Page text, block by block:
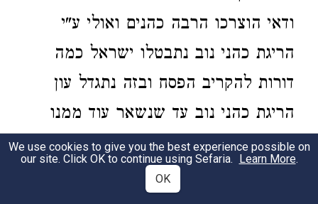
ודאי הוצרכו הרבה כהנים ואולי ע"י
הריגת כהני נוב נתבטלו ישראל כמה
דורות להקריב הפסח ובזה נתגדל עון
הריגת כהני נוב עד שנשאר עוד ממנו
בימי חזקיה והנה אותו היום ערב פסח
היה שהרי בלילה שאחריו נהרגו כל
We use cookies to give you the best experience possible on
our site. Click OK to continue using Sefaria. Learn More.
OK